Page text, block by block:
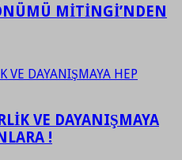
MİTİNGİ’NDEN
VE DAYANIŞMAYA
!